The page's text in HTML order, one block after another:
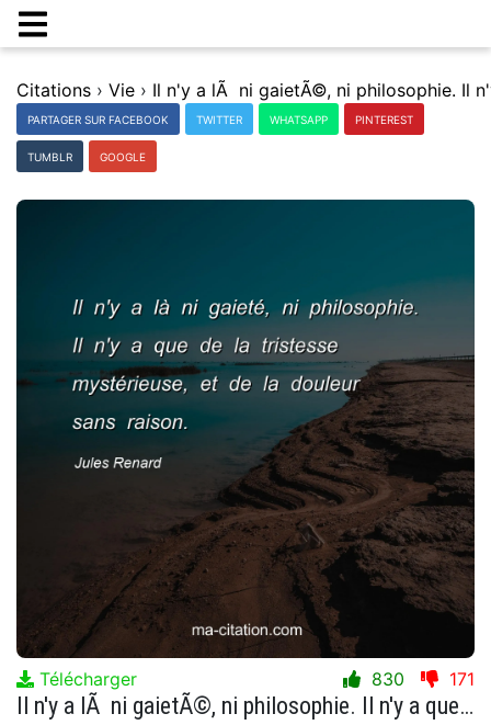
Citations › Vie ›
PARTAGER SUR FACEBOOK TWITTER WHATSAPP PINTEREST
TUMBLR GOOGLE
Télécharger 830 171
Il n'y a lÃ ni gaietÃ©, ni philosophie. Il n'y a que de la tristesse mystÃ©rieuse, et de la douleur sans raison.